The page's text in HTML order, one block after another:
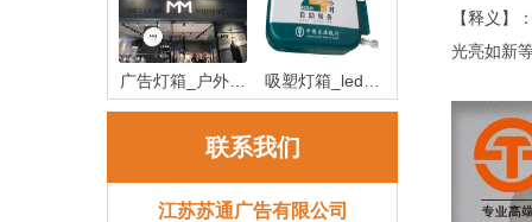
广告灯箱_户外广
告灯箱
吸塑灯箱_led吸
塑灯箱制作
联系我们
江苏苏通广告有限公司
【释义】
光亮如新